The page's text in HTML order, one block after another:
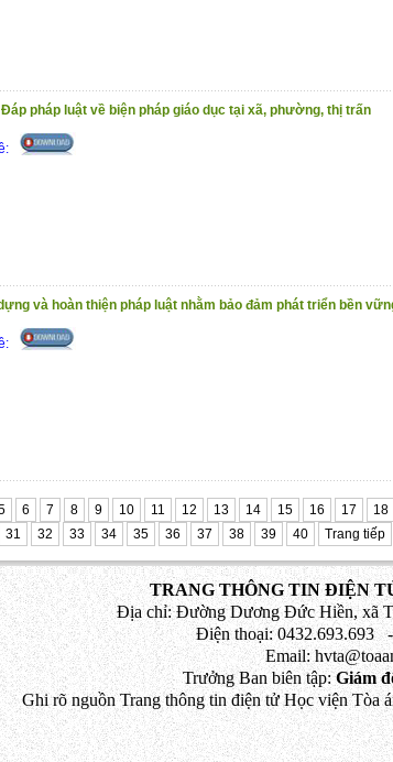
Đáp pháp luật về biện pháp giáo dục tại xã, phường, thị trấn
và hoàn thiện pháp luật nhằm bảo đảm phát triển bền
6 7 8 9 10 11 12 13 14 15 16 17 18
31 32 33 34 35 36 37 38 39 40 Trang tiếp
TRANG THÔNG TIN ĐIỆN
Địa chỉ: Đường Dương Đức Hiền, xã
Điện thoại: 0432.693.693 -
Email:
Trưởng Ban biên tập:Giám
Ghi rõ nguồn Trang thông tin điện tử Học viện Tòa